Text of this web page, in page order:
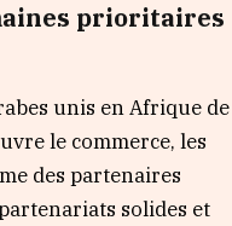
prioritaires
unis en Afrique de
le commerce, les
des partenaires
solides et